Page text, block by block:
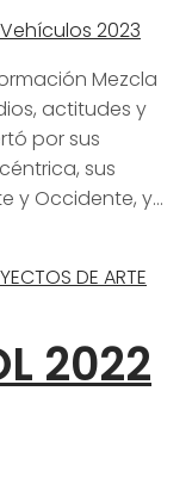
Mezcla
actitudes y
por sus
sus
y Occidente, y…
DE ARTE
2022